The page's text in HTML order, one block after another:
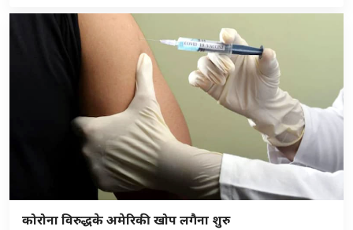
कोरोना विरुद्धके अमेरिकी खोप लगैना शुरु